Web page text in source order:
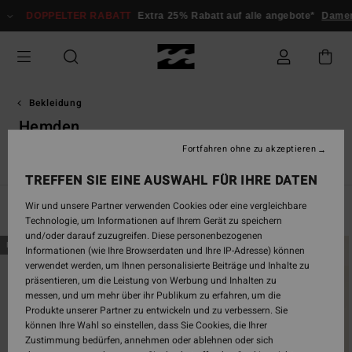
zur
Auswahl
springen
DOPPELTER RABATT Extra 25% Rabatt auf alle angebote* Damen
Bekleidung
Hemden
Filtern & Sortieren 27Ergebnisse
Direkt
zu
Filterkriterien
springen
Überspringen
und
filtern
BRANDNEU BRANDNEU
TREFFEN SIE EINE AUSWAHL FÜR IHRE DATEN
Wir und unsere Partner verwenden Cookies oder eine vergleichbare
Technologie, um Informationen auf Ihrem Gerät zu speichern
und/oder darauf zuzugreifen. Diese personenbezogenen
Informationen (wie Ihre Browserdaten und Ihre IP-Adresse) können
verwendet werden, um Ihnen personalisierte Beiträge und Inhalte zu
präsentieren, um die Leistung von Werbung und Inhalten zu
messen, und um mehr über ihr Publikum zu erfahren, um die
Produkte unserer Partner zu entwickeln und zu verbessern. Sie
können Ihre Wahl so einstellen, dass Sie Cookies, die Ihrer
Zustimmung bedürfen, annehmen oder ablehnen oder sich
Fortfahren ohne zu akzeptieren